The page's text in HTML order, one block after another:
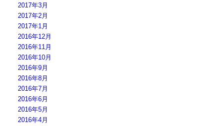
2017年3月
2017年2月
2017年1月
2016年12月
2016年11月
2016年10月
2016年9月
2016年8月
2016年7月
2016年6月
2016年5月
2016年4月